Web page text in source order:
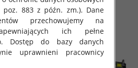
szczegóły
poz. 883 z późn. zm.). Dane
przechowujemy na
ich pełne
Dostęp do bazy danych
uprawnieni pracownicy